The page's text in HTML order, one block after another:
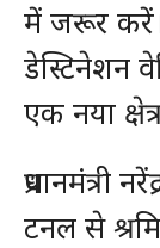
में जरूर
डेस्टिनेशन
एक नया
प्रधानमंत्री
टनल से